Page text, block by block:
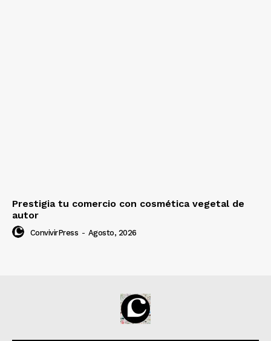
Prestigia tu comercio con cosmética vegetal de
autor
ConvivirPress - Agosto, 2026